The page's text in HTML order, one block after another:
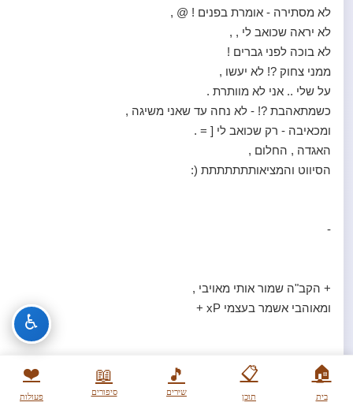
🏠
בית
📋
תוכן
🎵
שירים
📖
סיפורים
❤️
פעולות
לא מסתירה - אומרת בפנים ! @ ,
לא יראה שכואב לי , ,
לא בוכה לפני גברים !
ממני צחוק ?! לא יעשו ,
על שלי .. אני לא מוותרת .
כשמתאהבת ?! - לא נחה עד שאני משיגה ,
ומכאיבה - רק שכואב לי [ = .
האגדה , החלום ,
הסיווט והמציאותתתתתתת (:
-
+ הקב"ה שמור אותי מאויבי ,
ומאוהבי אשמר בעצמי xP +
-
♿